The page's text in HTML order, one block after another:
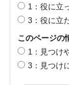
1：役に立
3：役に立
このページの
1：見つけ
3：見つけ